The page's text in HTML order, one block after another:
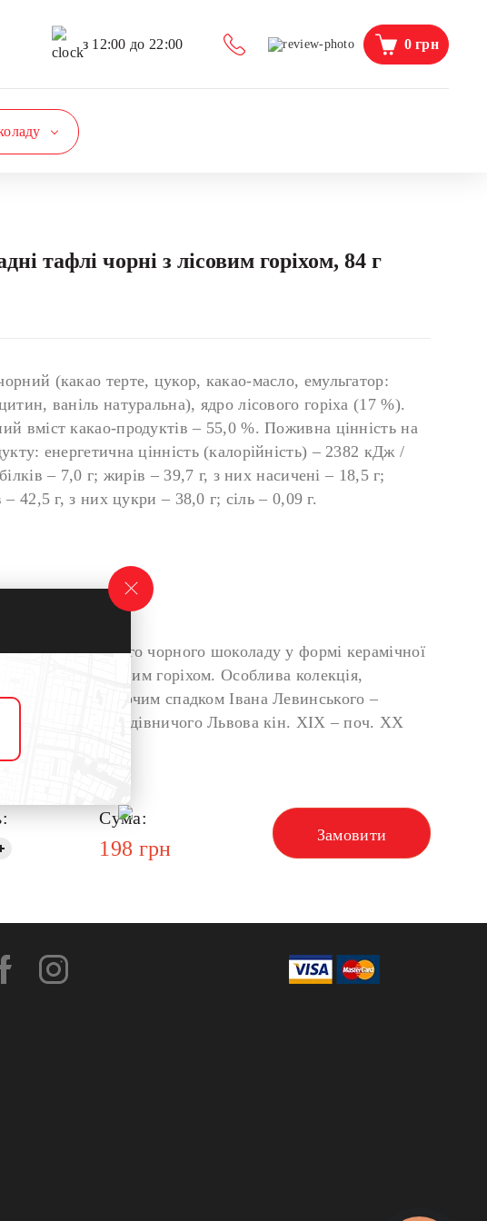
з 12:00 до 22:00 0грн
тафлі чорні з лісовим горіхом, 84 г
(какао терте, цукор, какао-масло, емульгатор:
ваніль натуральна), ядро лісового горіха (17 %).
вміст какао-продуктів – 55,0 %. Поживна цінність на
енергетична цінність (калорійність) – 2382 кДж /
– 7,0 г; жирів – 39,7 г, з них насичені – 18,5 г;
– 42,5 г, з них цукри – 38,0 г; сіль – 0,09 г.
плитка насиченого чорного шоколаду у формі керамічної
з цільним лісовим горіхом. Особлива колекція,
постаттю та творчим спадком Івана Левинського –
архітектора та будівничого Львова кін. ХІХ – поч. ХХ
Сума:
198 грн
Замовити